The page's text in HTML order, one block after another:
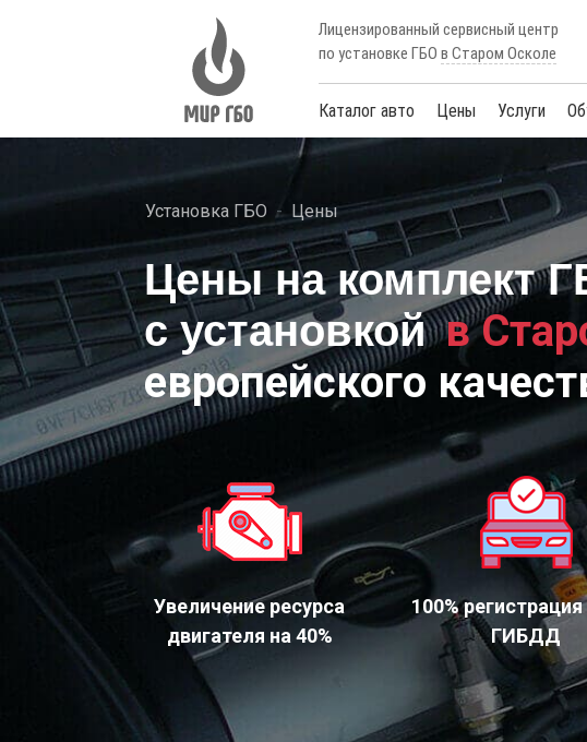
Лицензированный сервисный центр
по установке ГБО в Старом Осколе
Каталог авто Цены Услуги
Установка ГБО Цены
Цены на комплект
с установкой в
европейского
Увеличение ресурса
двигателя на 40%
100%
ГИБДД